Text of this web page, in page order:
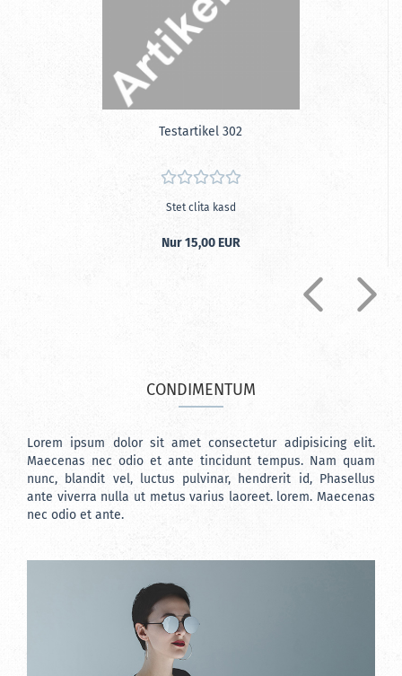
Te­st­ar­ti­kel 302
Stet clita kasd
Nur 15,00 EUR
CONDIMENTUM
Lorem ipsum dolor sit amet consectetur adipisicing elit.
Maecenas nec odio et ante tincidunt tempus. Nam quam
nunc, blandit vel, luctus pulvinar, hendrerit id, Phasellus
ante viverra nulla ut metus varius laoreet. lorem. Maecenas
nec odio et ante.